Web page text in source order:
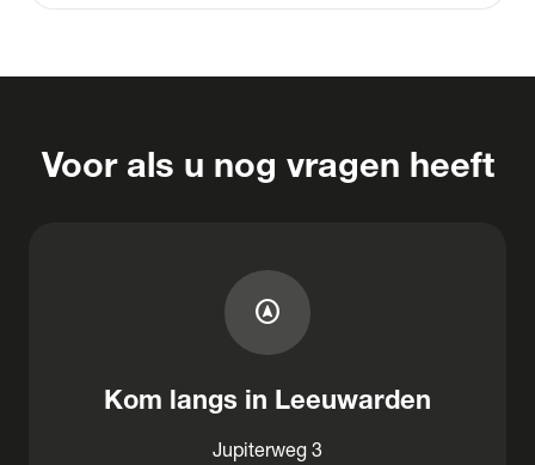
Voor als u nog vragen heeft
assistant_navigation
Kom langs in Leeuwarden
Jupiterweg 3